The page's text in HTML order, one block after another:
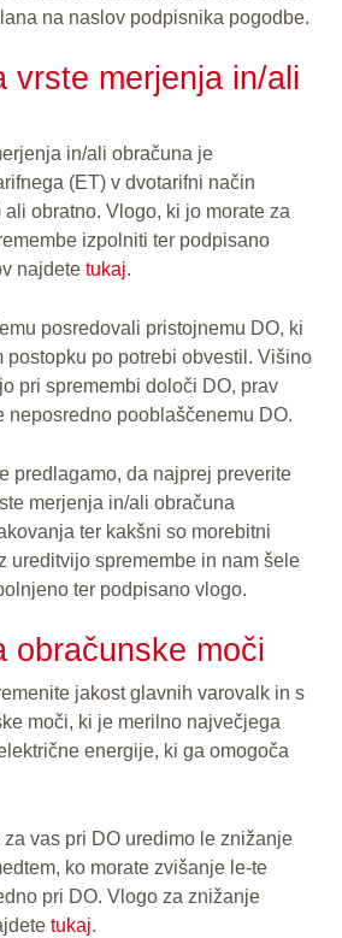
na naslov podpisnika pogodbe.
vrste merjenja in/ali
in/ali obračuna je
(ET) v dvotarifni način
obratno. Vlogo, ki jo morate za
izpolniti ter podpisano
najdete tukaj.
posredovali pristojnemu DO, ki
postopku po potrebi obvestil. Višino
pri spremembi določi DO, prav
neposredno pooblaščenemu DO.
predlagamo, da najprej preverite
merjenja in/ali obračuna
ter kakšni so morebitni
ureditvijo spremembe in nam šele
ter podpisano vlogo.
obračunske moči
jakost glavnih varovalk in s
moči, ki je merilno največjega
energije, ki ga omogoča
vas pri DO uredimo le znižanje
ko morate zvišanje le-te
pri DO. Vlogo za znižanje
tukaj.